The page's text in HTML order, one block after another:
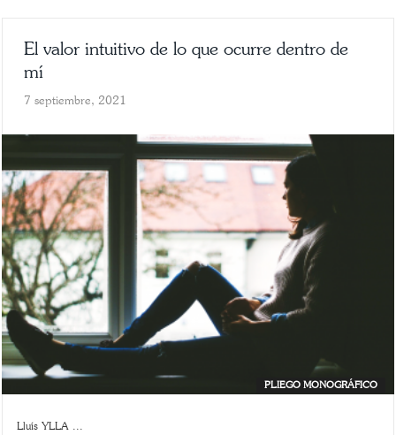
El valor intuitivo de lo que ocurre dentro de
mí
7 septiembre, 2021
PLIEGO MONOGRÁFICO
Lluís YLLA ...